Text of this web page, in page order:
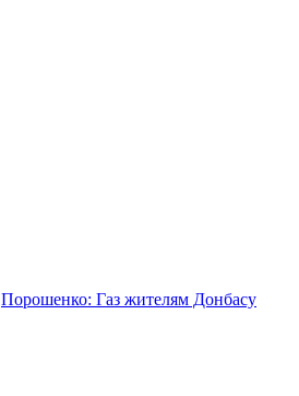
Порошенко: Газ жителям Донбасу